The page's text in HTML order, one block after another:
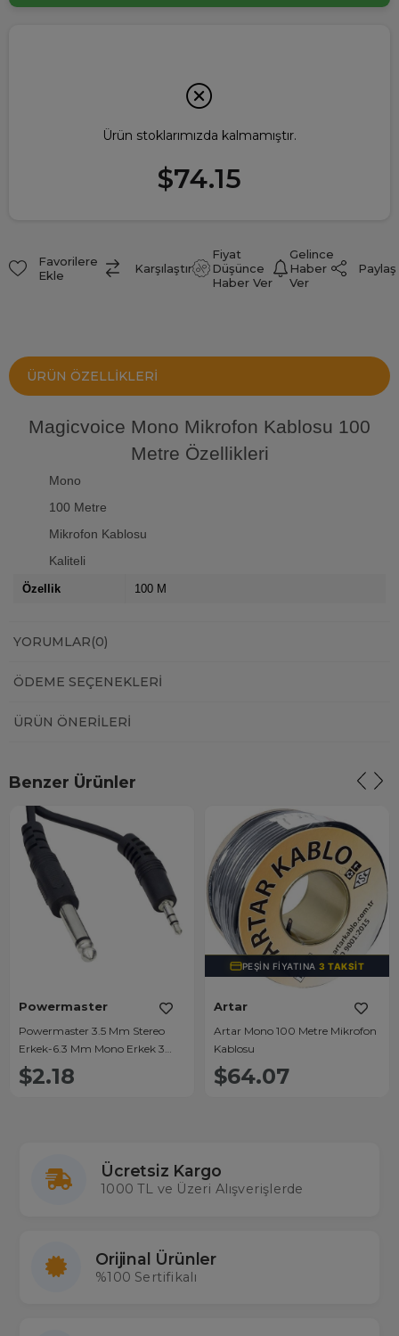
Ürün stoklarımızda kalmamıştır.
$74.15
Favorilere
Ekle
Karşılaştır
Fiyat
Düşünce
Haber Ver
Gelince
Haber
Ver
Paylaş
ÜRÜN ÖZELLIKLERI
Magicvoice Mono Mikrofon Kablosu 100
Metre Özellikleri
Mono
100 Metre
Mikrofon Kablosu
Kaliteli
Özellik 100 M
YORUMLAR(0)
ÖDEME SEÇENEKLERI
ÜRÜN ÖNERILERI
Benzer Ürünler
Powermaster
Powermaster 3.5 Mm Stereo
Erkek-6.3 Mm Mono Erkek 3
Metre Ara Kablo
$2.18
PEŞIN FIYATINA3 TAKSIT
Artar
Artar Mono 100 Metre Mikrofon
Kablosu
$64.07
Ücretsiz Kargo
1000 TL ve Üzeri Alışverişlerde
Orijinal Ürünler
%100 Sertifikalı